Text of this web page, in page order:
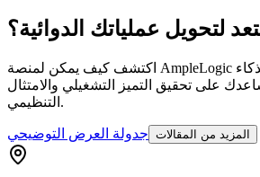
لتحويل عملياتك الدوائية؟
اكتشف كيف يمكن لمنصة AmpleLogic المدعومة بالذكاء
على تحقيق التميز التشغيلي والامتثال
التنظيمي.
جدولة العرض التوضيحي المزيد من المقالات